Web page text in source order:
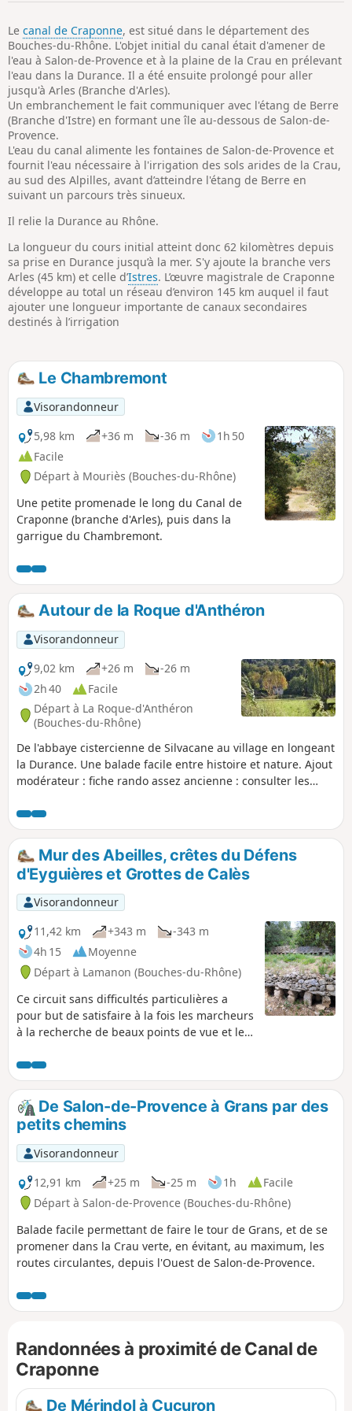
Le canal de Craponne, est situé dans le département des
Bouches-du-Rhône. L'objet initial du canal était d'amener de
l'eau à Salon-de-Provence et à la plaine de la Crau en prélevant
l'eau dans la Durance. Il a été ensuite prolongé pour aller
jusqu'à Arles (Branche d'Arles).
Un embranchement le fait communiquer avec l'étang de Berre
(Branche d'Istre) en formant une île au-dessous de Salon-de-
Provence.
L'eau du canal alimente les fontaines de Salon-de-Provence et
fournit l'eau nécessaire à l'irrigation des sols arides de la Crau,
au sud des Alpilles, avant d’atteindre l'étang de Berre en
suivant un parcours très sinueux.
Il relie la Durance au Rhône.
La longueur du cours initial atteint donc 62 kilomètres depuis
sa prise en Durance jusqu’à la mer. S'y ajoute la branche vers
Arles (45 km) et celle d’Istres. L’œuvre magistrale de Craponne
développe au total un réseau d’environ 145 km auquel il faut
ajouter une longueur importante de canaux secondaires
destinés à l’irrigation
Le Chambremont
Visorandonneur
5,98 km
+36 m -36 m
1h 50
Facile
Départ à Mouriès (Bouches-du-Rhône)
Une petite promenade le long du Canal de
Craponne (branche d'Arles), puis dans la
garrigue du Chambremont.
Autour de la Roque d'Anthéron
Visorandonneur
9,02 km
+26 m
-26 m
2h 40
Facile
Départ à La Roque-d'Anthéron
(Bouches-du-Rhône)
De l'abbaye cistercienne de Silvacane au village en longeant
la Durance. Une balade facile entre histoire et nature. Ajout
modérateur : fiche rando assez ancienne : consulter les
Mur des Abeilles, crêtes du Défens
d'Eyguières et Grottes de Calès
Visorandonneur
11,42 km
+343 m
-343 m
4h 15
Moyenne
Départ à Lamanon (Bouches-du-Rhône)
Ce circuit sans difficultés particulières a
pour but de satisfaire à la fois les marcheurs
à la recherche de beaux points de vue et les
de découvrir un coin de Provence entre
Durance et Alpilles tout en appréciant la
communion avec la nature dont des
hommes ont été capables à travers le temps.
Remarques : les sentiers étant très
nombreux dans ce secteur, l'utilisation du
GPS est fortement recommandée. Les
sentiers proposés permettant d'éviter en
grande partie les pistes forestières sont
visibles sur les cartes OSM et OSM rando. En
grande partie ombragé, le circuit est
cependant exposé au soleil dans la montée
du Défens.
De Salon-de-Provence à Grans par des
petits chemins
Visorandonneur
12,91 km
+25 m -25 m 1h
Facile
Départ à Salon-de-Provence (Bouches-du-Rhône)
Balade facile permettant de faire le tour de Grans, et de se
promener dans la Crau verte, en évitant, au maximum, les
routes circulantes, depuis l'Ouest de Salon-de-Provence.
Randonnées à proximité de Canal de
Craponne
De Mérindol à Cucuron